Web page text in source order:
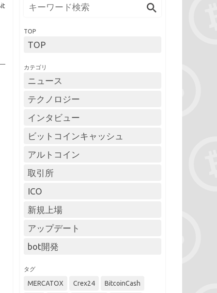
TOP
TOP
カテゴリ
ニュース
テクノロジー
インタビュー
ビットコインキャッシュ
アルトコイン
取引所
ICO
新規上場
アップデート
bot開発
タグ
MERCATOX Crex24 BitcoinCash